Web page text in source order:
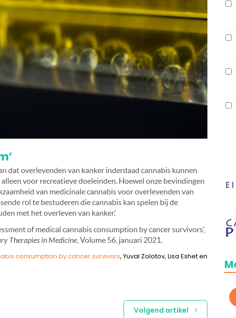
dat overlevenden van kanker inderdaad cannabis kunnen
voor recreatieve doeleinden. Hoewel onze bevindingen
van medicinale cannabis voor overlevenden van
rol te bestuderen die cannabis kan spelen bij de
met het overleven van kanker.’
of medical cannabis consumption by cancer survivors’,
Therapies in Medicine , Volume 56, januari 2021.
consumption by cancer survivors, Yuval Zolotov, Lisa Eshet en
Volgend artikel